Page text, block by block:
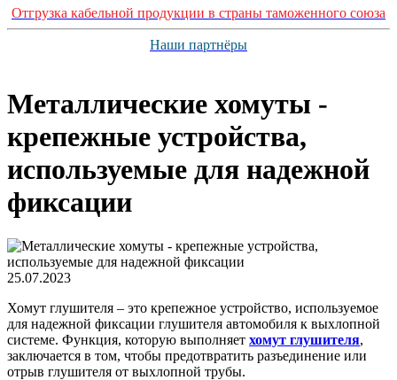
Отгрузка кабельной продукции в страны таможенного союза
Наши партнёры
Металлические хомуты -
крепежные устройства,
используемые для надежной
фиксации
25.07.2023
Хомут глушителя – это крепежное устройство, используемое
для надежной фиксации глушителя автомобиля к выхлопной
системе. Функция, которую выполняет хомут глушителя,
заключается в том, чтобы предотвратить разъединение или
отрыв глушителя от выхлопной трубы.